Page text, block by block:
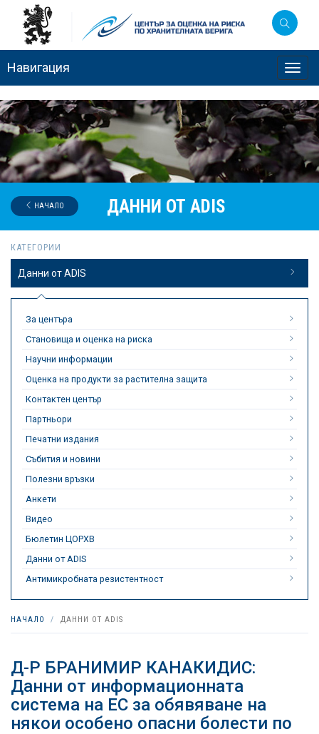
Навигация
ДАННИ ОТ ADIS
НАЧАЛО
КАТЕГОРИИ
Данни от ADIS
За центъра
Становища и оценка на риска
Научни информации
Оценка на продукти за растителна защита
Контактен център
Партньори
Печатни издания
Събития и новини
Полезни връзки
Анкети
Видео
Бюлетин ЦОРХВ
Данни от ADIS
Антимикробната резистентност
НАЧАЛО ДАННИ ОТ ADIS
Д-Р БРАНИМИР КАНАКИДИС:
Данни от информационната
система на ЕС за обявяване на
някои особено опасни болести по